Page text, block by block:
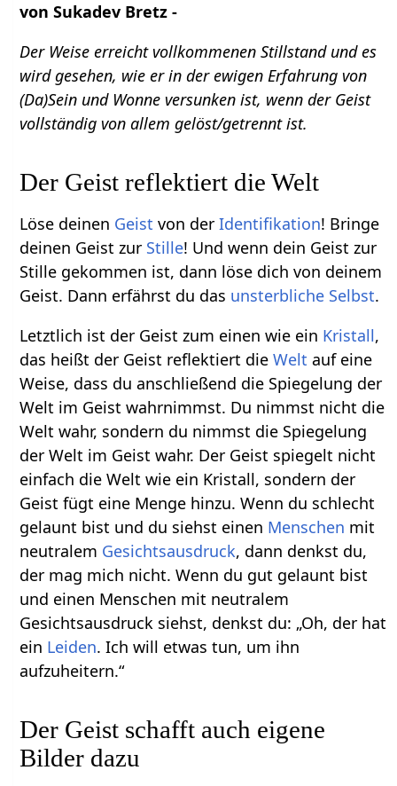
von Sukadev Bretz -
Der Weise erreicht vollkommenen Stillstand und es
wird gesehen, wie er in der ewigen Erfahrung von
(Da)Sein und Wonne versunken ist, wenn der Geist
vollständig von allem gelöst/getrennt ist.
Der Geist reflektiert die Welt
Löse deinen Geist von derIdentifikation! Bringe
deinen Geist zur Stille! Und wenn dein Geist zur
Stille gekommen ist, dann löse dich von deinem
Geist. Dann erfährst du das unsterbliche Selbst.
Letztlich ist der Geist zum einen wie ein Kristall,
das heißt der Geist reflektiert dieWelt auf eine
Weise, dass du anschließend die Spiegelung der
Welt im Geist wahrnimmst. Du nimmst nicht die
Welt wahr, sondern du nimmst die Spiegelung
der Welt im Geist wahr. Der Geist spiegelt nicht
einfach die Welt wie ein Kristall, sondern der
Geist fügt eine Menge hinzu. Wenn du schlecht
gelaunt bist und du siehst einen Menschen mit
neutralem Gesichtsausdruck, dann denkst du,
der mag mich nicht. Wenn du gut gelaunt bist
und einen Menschen mit neutralem
Gesichtsausdruck siehst, denkst du: „Oh, der hat
ein Leiden. Ich will etwas tun, um ihn
aufzuheitern.“
Der Geist schafft auch eigene
Bilder dazu